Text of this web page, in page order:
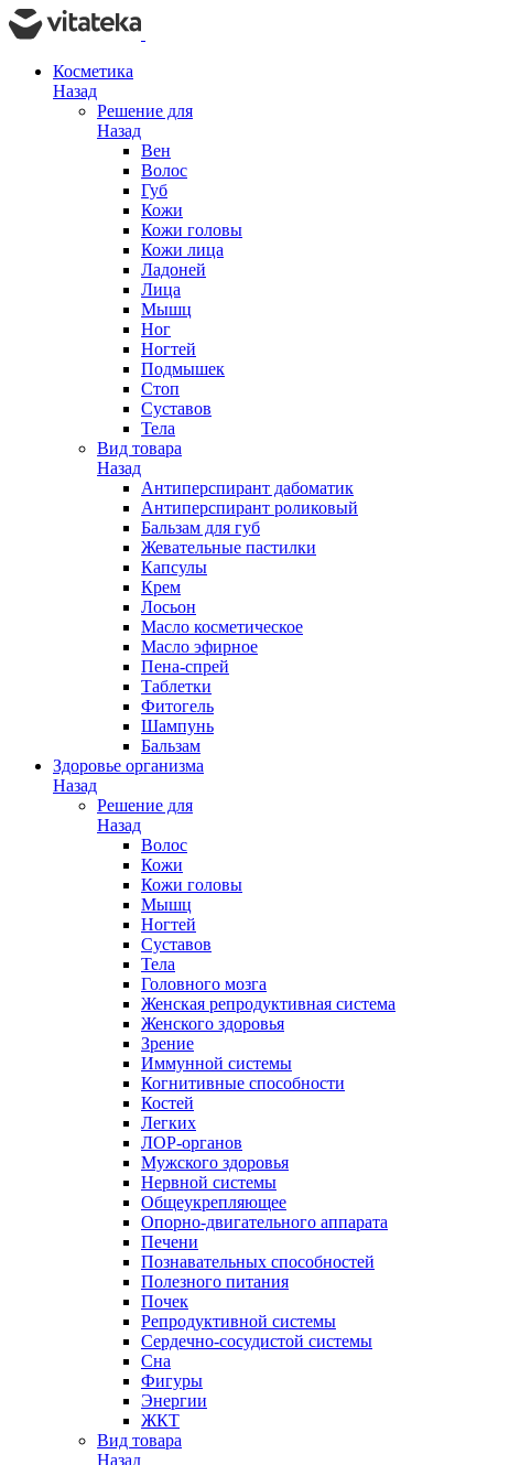
Косметика
Назад
Решение для
Назад
Вен
Волос
Губ
Кожи
Кожи головы
Кожи лица
Ладоней
Лица
Мышц
Ног
Ногтей
Подмышек
Стоп
Суставов
Тела
Вид товара
Назад
Антиперспирант дабоматик
Антиперспирант роликовый
Бальзам для губ
Жевательные пастилки
Капсулы
Крем
Лосьон
Масло косметическое
Масло эфирное
Пена-спрей
Таблетки
Фитогель
Шампунь
Бальзам
Здоровье организма
Назад
Решение для
Назад
Волос
Кожи
Кожи головы
Мышц
Ногтей
Суставов
Тела
Головного мозга
Женская репродуктивная система
Женского здоровья
Зрение
Иммунной системы
Когнитивные способности
Костей
Легких
ЛОР-органов
Мужского здоровья
Нервной системы
Общеукрепляющее
Опорно-двигательного аппарата
Печени
Познавательных способностей
Полезного питания
Почек
Репродуктивной системы
Сердечно-сосудистой системы
Сна
Фигуры
Энергии
ЖКТ
Вид товара
Назад